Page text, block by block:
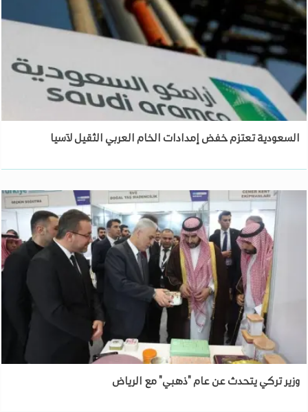
السعودية تعتزم خفض إمدادات الخام العربي الثقيل لآسيا
وزير تركي يتحدث عن عام "ذهبي" مع الرياض